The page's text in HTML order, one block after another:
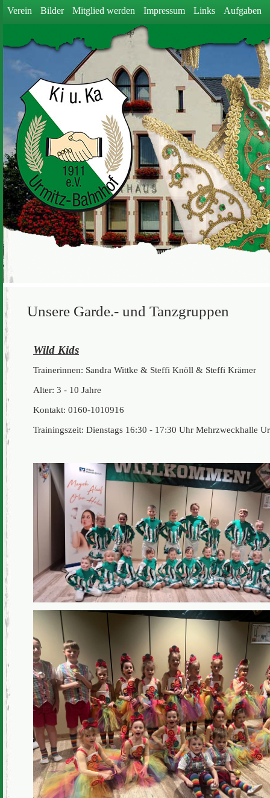
Verein Bilder Mitglied werden Impressum Links Aufgaben
Unsere Garde.- und Tanzgruppen
Wild Kids
Trainerinnen: Sandra Wittke & Steffi Knöll & Steffi Krämer
Alter: 3 - 10 Jahre
Kontakt: 0160-1010916
Trainingszeit: Dienstags 16:30 - 17:30 Uhr Mehrzweckhalle